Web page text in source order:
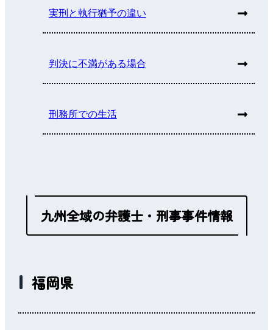
実刑と執行猶予の違い
判決に不満がある場合
刑務所での生活
九州全域の弁護士・刑事事件情報
福岡県